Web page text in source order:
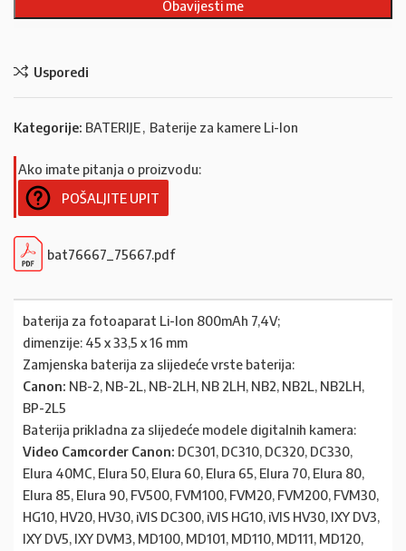
Usporedi
Kategorije: BATERIJE, Baterije za kamere Li-Ion
Ako imate pitanja o proizvodu:
POŠALJITE UPIT
bat76667_75667.pdf
baterija za fotoaparat Li-Ion 800mAh 7,4V;
dimenzije: 45 x 33,5 x 16 mm
Zamjenska baterija za slijedeće vrste baterija:
Canon: NB-2, NB-2L, NB-2LH, NB 2LH, NB2, NB2L, NB2LH,
BP-2L5
Baterija prikladna za slijedeće modele digitalnih kamera:
Video Camcorder Canon: DC301, DC310, DC320, DC330,
Elura 40MC, Elura 50, Elura 60, Elura 65, Elura 70, Elura 80,
Elura 85, Elura 90, FV500, FVM100, FVM20, FVM200, FVM30,
HG10, HV20, HV30, iVIS DC300, iVIS HG10, iVIS HV30, IXY DV3,
IXY DV5, IXY DVM3, MD100, MD101, MD110, MD111, MD120,